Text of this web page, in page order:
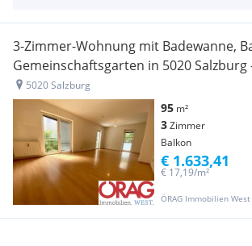
3-Zimmer-Wohnung mit Badewanne,
Gemeinschaftsgarten in 5020 Salzburg
Miete
5020 Salzburg
95 m²
3Zimmer
Balkon
ÖRAG Immobilien West
€ 17,19/m²
€ 1.633,41